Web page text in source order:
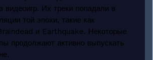
видеоигр. Их треки попадали в
той эпохи, такие как
и Earthquake. Некоторые
продолжают активно выпускать